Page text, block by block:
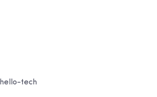
tech